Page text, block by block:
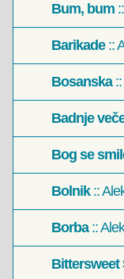
Bum, bum
Barikade::
Bosanska::
Badnje
Bog se
Bolnik::
Borba::
Bittersweet